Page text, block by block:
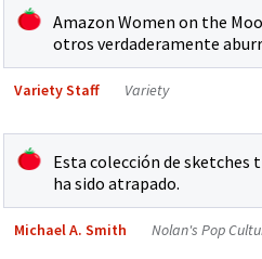
Amazon Women on the
otros verdaderamente
Variety Staff Variety
Esta colección de sketches
ha sido atrapado.
Michael A. Smith Nolan's Pop